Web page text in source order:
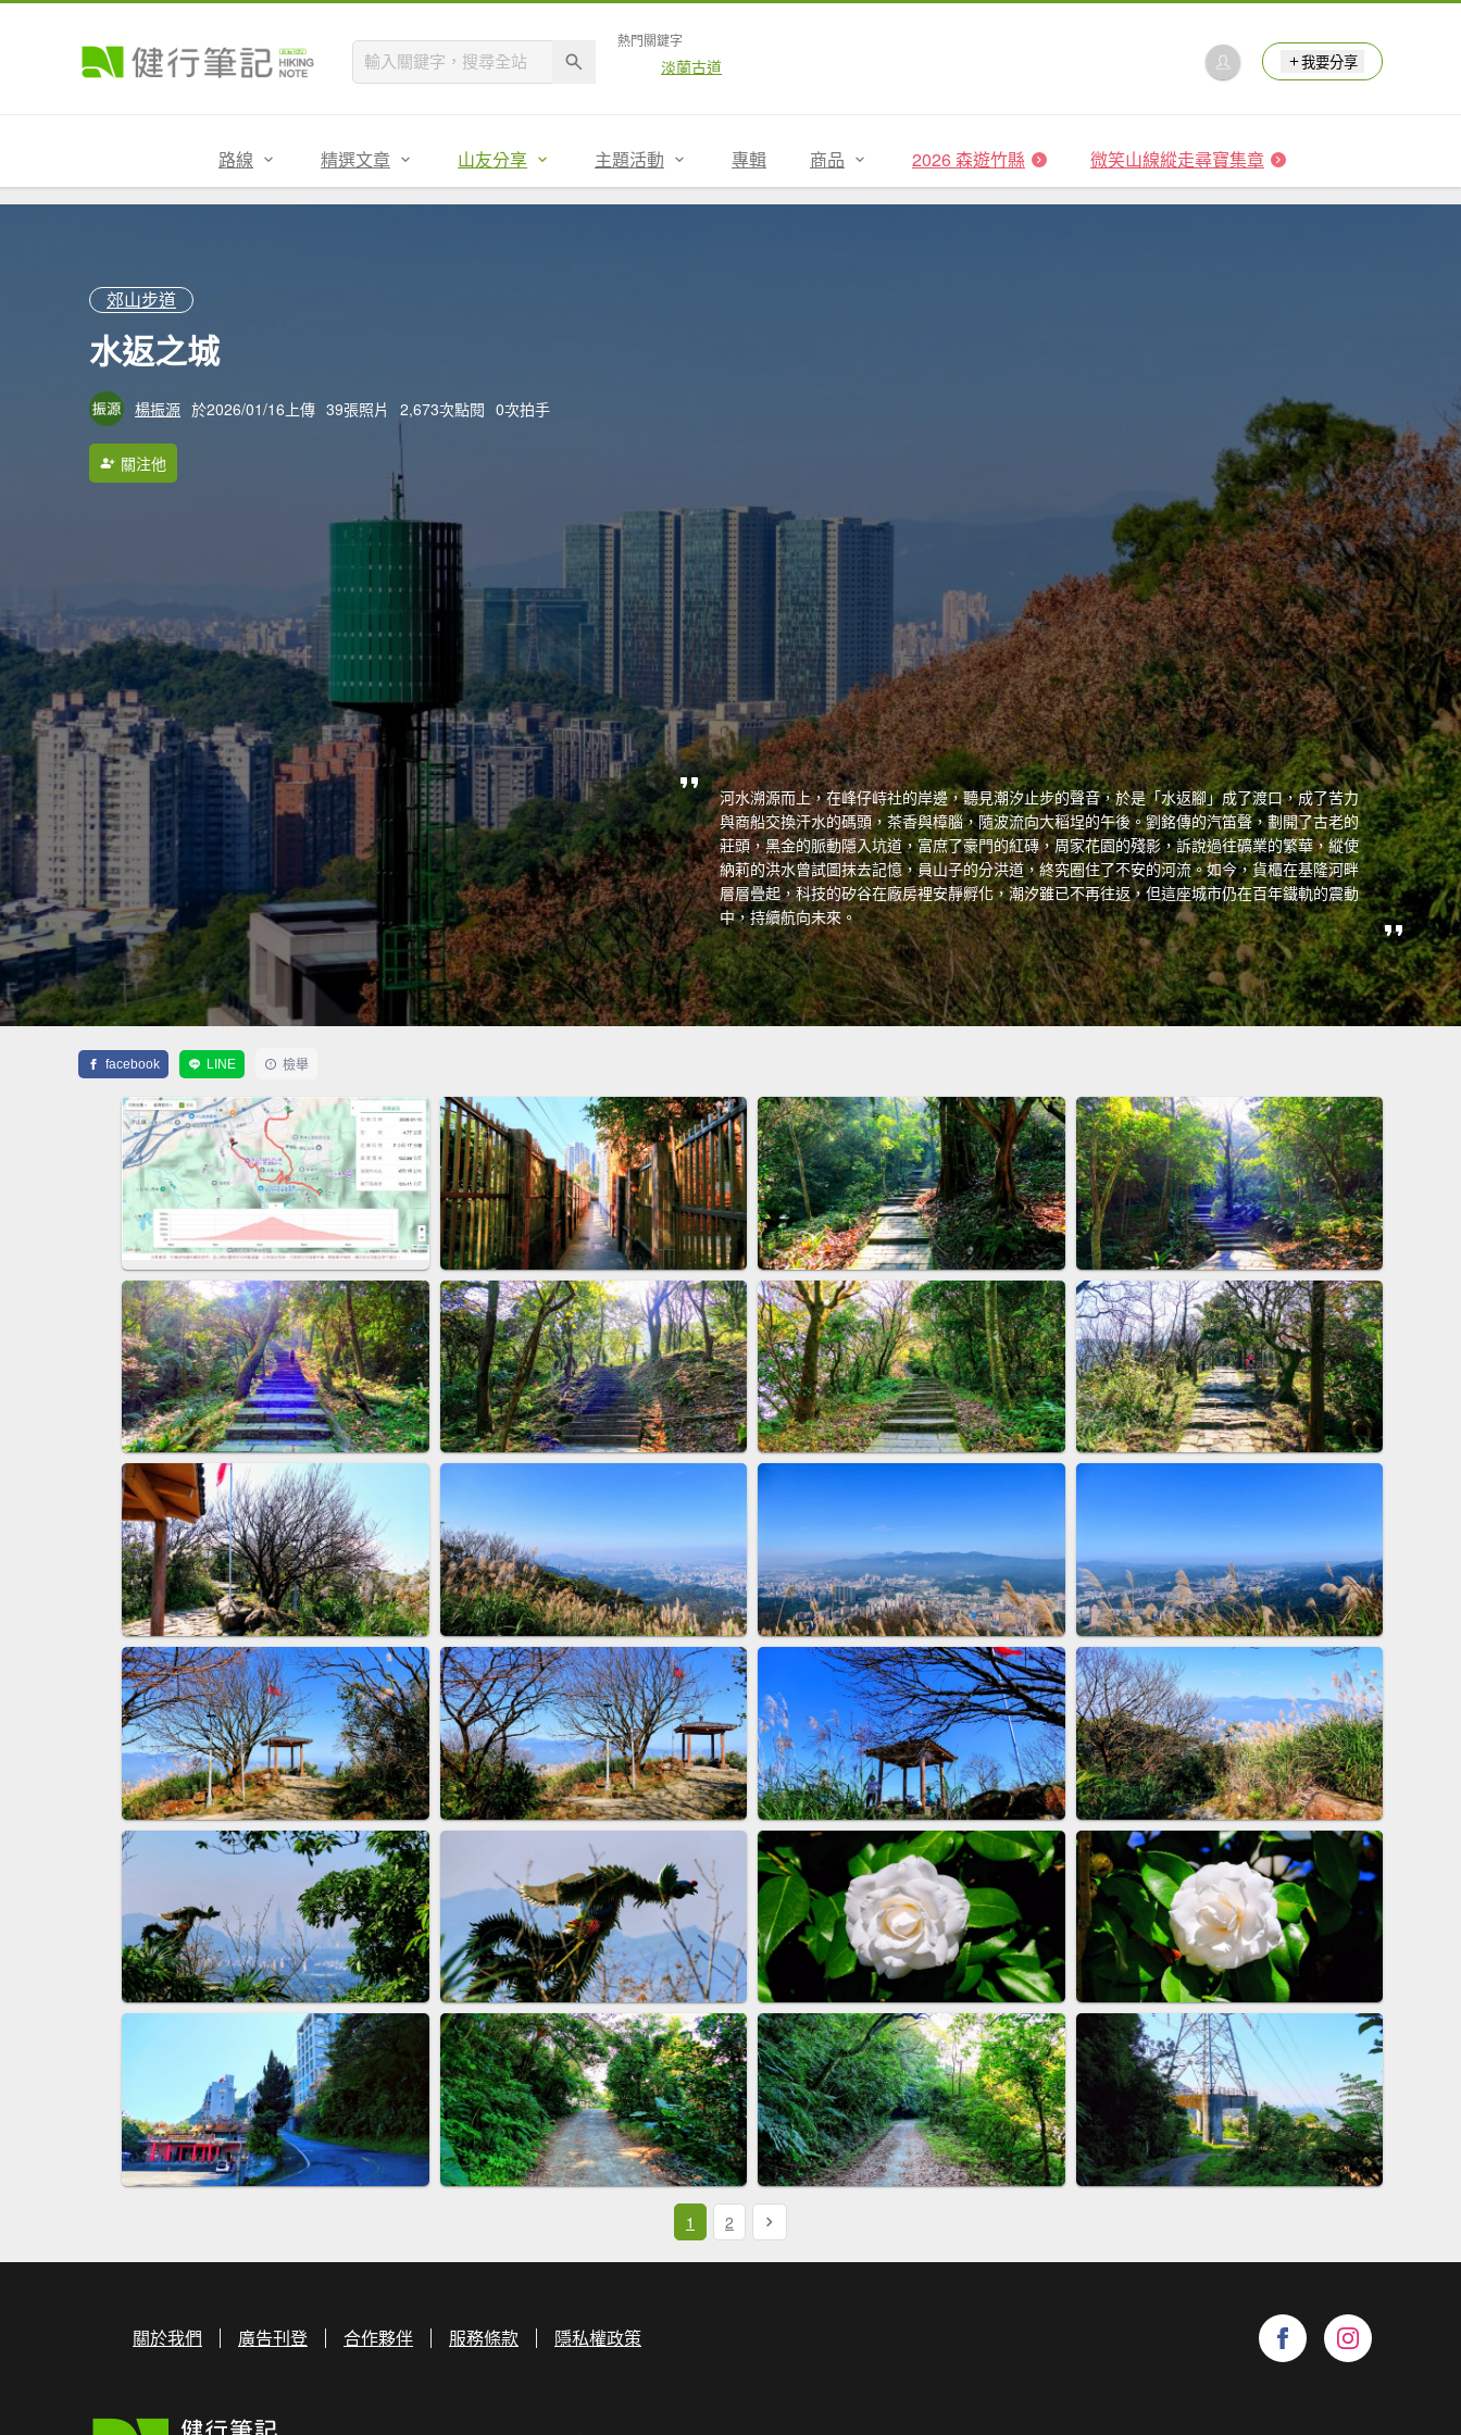
熱門關鍵字
淡蘭古道 我要分享
路線 精選文章 山友分享 主題活動 專輯 商品 2026 森遊竹縣 微笑山線縱走尋寶集章
郊山步道
水返之城
楊振源 於2026/01/16上傳 39張照片 2,673次點閱 0次拍手
關注他
河水溯源而上，在峰仔峙社的岸邊，聽見潮汐止步的聲音，於是「水返腳」成了渡口，成了苦力
與商船交換汗水的碼頭，茶香與樟腦，隨波流向大稻埕的午後。劉銘傳的汽笛聲，劃開了古老的
莊頭，黑金的脈動隱入坑道，富庶了豪門的紅磚，周家花園的殘影，訴說過往礦業的繁華，縱使
納莉的洪水曾試圖抹去記憶，員山子的分洪道，終究圈住了不安的河流。如今，貨櫃在基隆河畔
層層疊起，科技的矽谷在廠房裡安靜孵化，潮汐雖已不再往返，但這座城市仍在百年鐵軌的震動
中，持續航向未來。
facebook LINE 檢舉
1 2
關於我們 廣告刊登 合作夥伴 服務條款 隱私權政策